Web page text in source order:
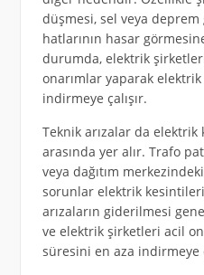
düşmesi, sel veya
hatlarının hasar
durumda, elektrik
onarımlar yaparak
indirmeye çalışır.
Teknik arızalar da
arasında yer alır. Trafo
veya dağıtım
sorunlar elektrik
arızaların giderilmesi
ve elektrik şirketleri acil
süresini en aza indirmeye